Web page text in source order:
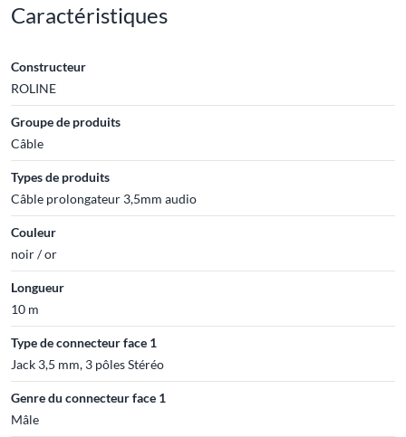
Caractéristiques
Constructeur
ROLINE
Groupe de produits
Câble
Types de produits
Câble prolongateur 3,5mm audio
Couleur
noir / or
Longueur
10 m
Type de connecteur face 1
Jack 3,5 mm, 3 pôles Stéréo
Genre du connecteur face 1
Mâle